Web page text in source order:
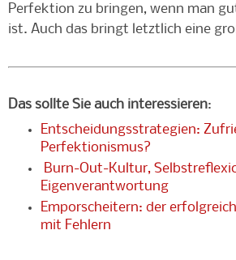
Perfektion zu bringen, wenn man
ist. Auch das bringt letztlich eine
Das sollte Sie auch interessieren:
Entscheidungsstrategien:
Perfektionismus?
Burn-Out-Kultur,
Eigenverantwortung
Emporscheitern: der
mit Fehlern